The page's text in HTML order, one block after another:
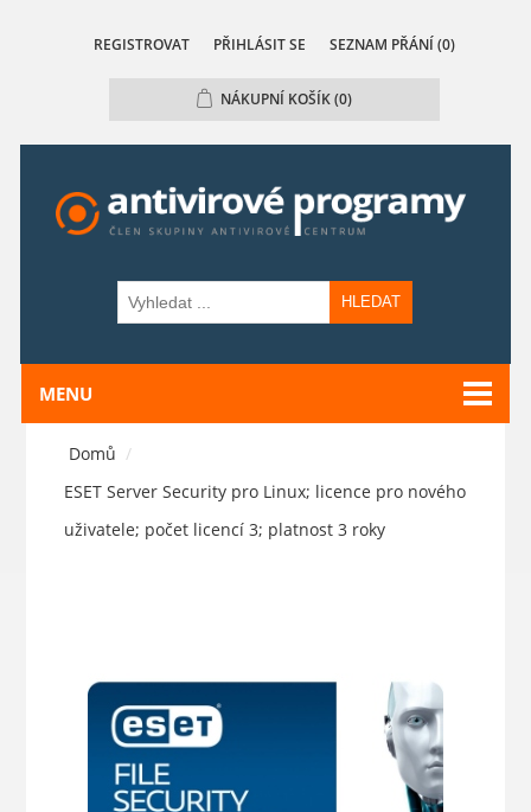
REGISTROVAT PŘIHLÁSIT SE SEZNAM PŘÁNÍ (0)
NÁKUPNÍ KOŠÍK(0)
HLEDAT
MENU
Domů /
ESET Server Security pro Linux; licence pro nového
uživatele; počet licencí 3; platnost 3 roky